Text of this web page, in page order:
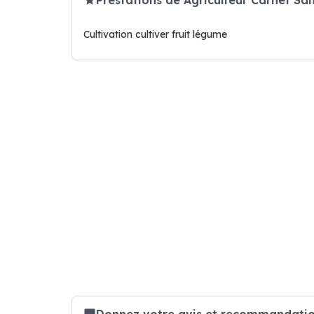
Cultivation cultiver fruit légume